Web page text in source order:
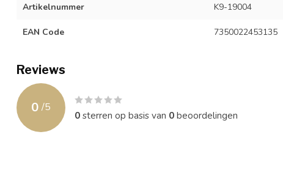
Artikelnummer K9-19004
EAN Code 7350022453135
Reviews
0 /5
0sterren op basis van 0beoordelingen